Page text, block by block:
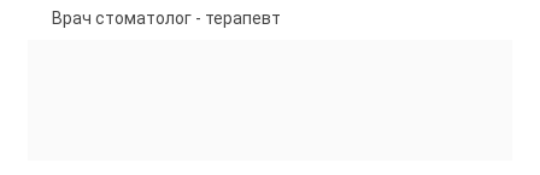
Врач стоматолог - терапевт